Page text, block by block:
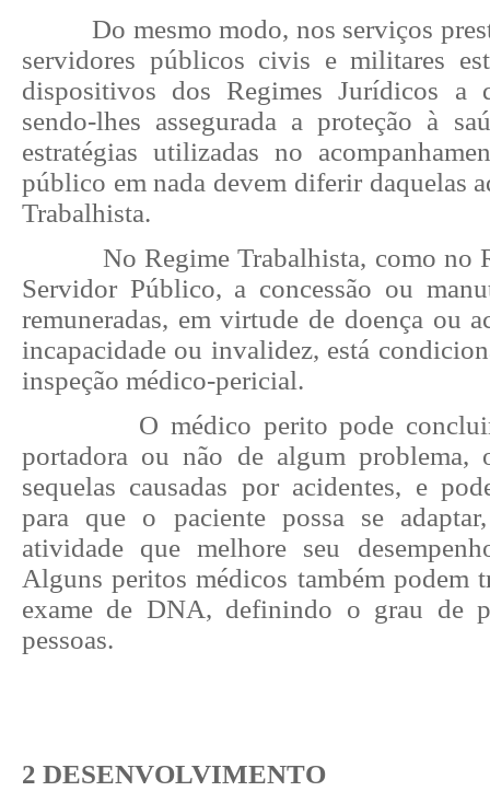
Do mesmo modo, nos serviços
servidores públicos civis e militares
dispositivos dos Regimes Jurídicos a
sendo-lhes assegurada a proteção à
estratégias utilizadas no
público em nada devem diferir daquelas
Trabalhista.
No Regime Trabalhista, como no
Servidor Público, a concessão ou
remuneradas, em virtude de doença ou
incapacidade ou invalidez, está
inspeção médico-pericial.
O médico perito pode
portadora ou não de algum problema,
sequelas causadas por acidentes, e
para que o paciente possa se
atividade que melhore seu
Alguns peritos médicos também podem
exame de DNA, definindo o grau de
pessoas.
2 DESENVOLVIMENTO